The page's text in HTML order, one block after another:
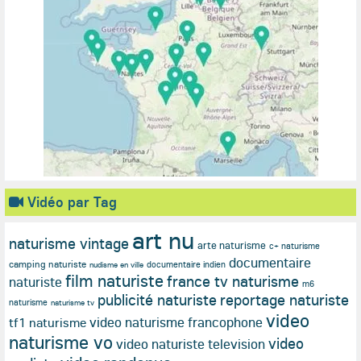
Vidéo par Tag
naturisme vintage art nu arte naturisme c+ naturisme
camping naturiste nudisme en ville documentaire indien documentaire
naturistefilm naturistefrance tv naturisme m6
naturisme naturisme tv publicité naturiste reportage naturiste
tf1 naturisme video naturisme francophonevideo
naturisme vo video naturiste televisionvideo